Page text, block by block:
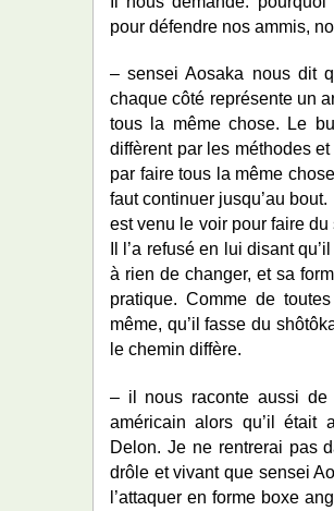
pour défendre nos ammis,
– sensei Aosaka nous dit
chaque côté représente un
tous la même chose. Le
diffèrent par les méthodes
par faire tous la même
faut continuer jusqu’au
est venu le voir pour faire
Il l’a refusé en lui disant
à rien de changer, et sa
pratique. Comme de
même, qu’il fasse du
le chemin diffère.
– il nous raconte aussi de
américain alors qu’il était
Delon. Je ne rentrerai pas
drôle et vivant que sensei
l’attaquer en forme boxe